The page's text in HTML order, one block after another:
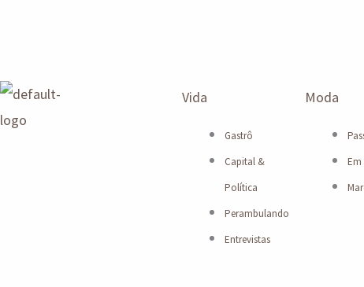
Vida
Gastrô
Capital &
Política
Perambulando
Entrevistas
Moda
Em